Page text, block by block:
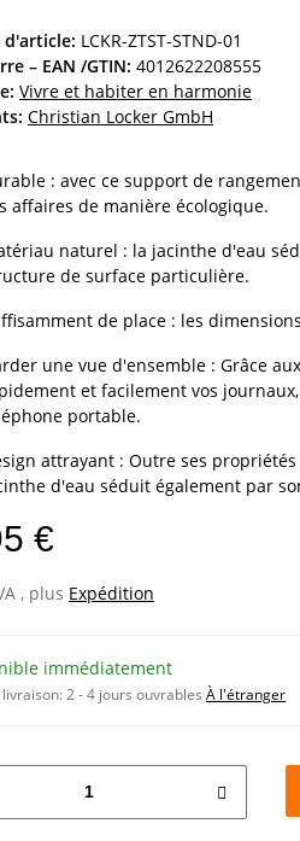
d'article: LCKR-ZTST-STND-01
– EAN /GTIN: 4012622208555
Vivre et habiter en harmonie
Christian Locker GmbH
: avec ce support de
affaires de manière écologique.
naturel : la jacinthe d'eau
de surface particulière.
de place : les
une vue d'ensemble : Grâce
et facilement vos
portable.
attrayant : Outre ses
d'eau séduit également par
€
, plus Expédition
immédiatement
2 - 4 jours ouvrables À l'étranger